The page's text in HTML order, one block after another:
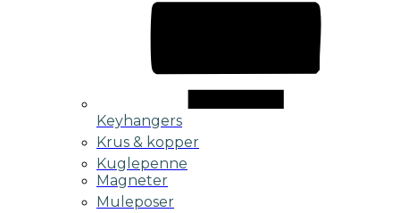
Keyhangers
Krus & kopper
Kuglepenne
Magneter
Muleposer